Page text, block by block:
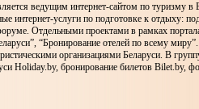
ведущим интернет-сайтом по туризму в
интернет-услуги по подготовке к отдыху:
Отдельными проектами в рамках
“Бронирование отелей по всему
организациями Беларуси. В
Holiday.by, бронирование билетов Bilet.by,